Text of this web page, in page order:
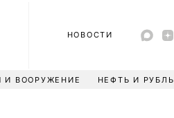
НОВОСТИ
И ВООРУЖЕНИЕ НЕФТЬ И РУБЛЬ